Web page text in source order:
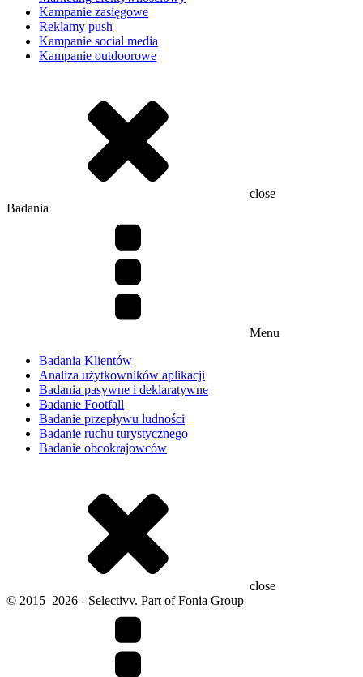
Kampanie zasięgowe
Reklamy push
Kampanie social media
Kampanie outdoorowe
close
Badania
Menu
Badania Klientów
Analiza użytkowników aplikacji
Badania pasywne i deklaratywne
Badanie Footfall
Badanie przepływu ludności
Badanie ruchu turystycznego
Badanie obcokrajowców
close
© 2015–2026 - Selectivv. Part of Fonia Group